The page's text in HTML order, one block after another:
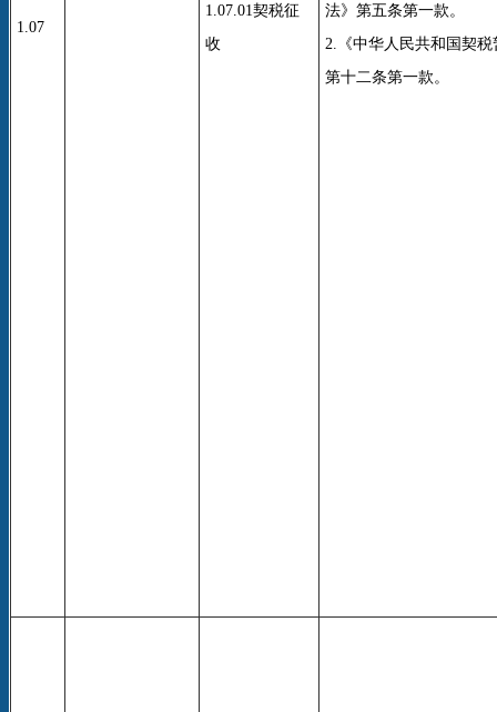
1.07
1.07.01契税征
收
法》第五条第一款。
2.《中华人民共和国契
第十二条第一款。